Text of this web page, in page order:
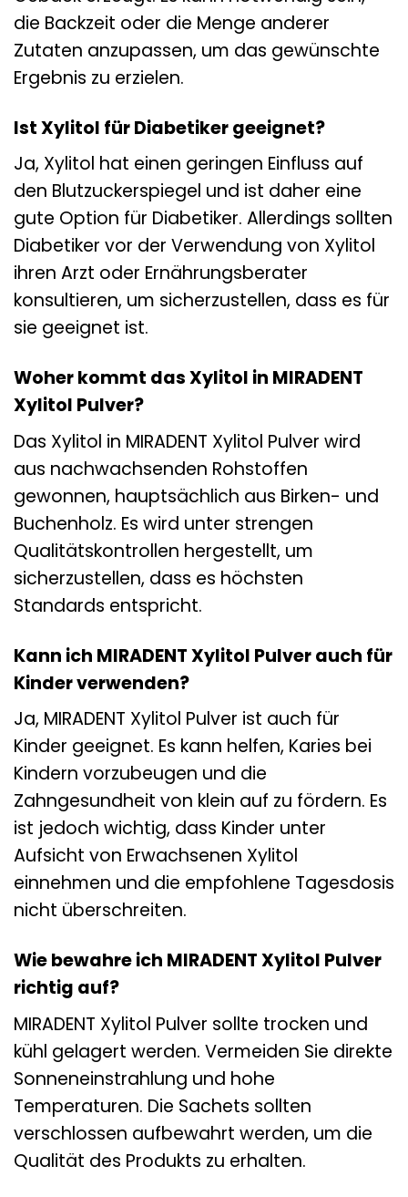
die Backzeit oder die Menge anderer
Zutaten anzupassen, um das gewünschte
Ergebnis zu erzielen.
Ist Xylitol für Diabetiker geeignet?
Ja, Xylitol hat einen geringen Einfluss auf
den Blutzuckerspiegel und ist daher eine
gute Option für Diabetiker. Allerdings sollten
Diabetiker vor der Verwendung von Xylitol
ihren Arzt oder Ernährungsberater
konsultieren, um sicherzustellen, dass es für
sie geeignet ist.
Woher kommt das Xylitol in MIRADENT
Xylitol Pulver?
Das Xylitol in MIRADENT Xylitol Pulver wird
aus nachwachsenden Rohstoffen
gewonnen, hauptsächlich aus Birken- und
Buchenholz. Es wird unter strengen
Qualitätskontrollen hergestellt, um
sicherzustellen, dass es höchsten
Standards entspricht.
Kann ich MIRADENT Xylitol Pulver auch für
Kinder verwenden?
Ja, MIRADENT Xylitol Pulver ist auch für
Kinder geeignet. Es kann helfen, Karies bei
Kindern vorzubeugen und die
Zahngesundheit von klein auf zu fördern. Es
ist jedoch wichtig, dass Kinder unter
Aufsicht von Erwachsenen Xylitol
einnehmen und die empfohlene Tagesdosis
nicht überschreiten.
Wie bewahre ich MIRADENT Xylitol Pulver
richtig auf?
MIRADENT Xylitol Pulver sollte trocken und
kühl gelagert werden. Vermeiden Sie direkte
Sonneneinstrahlung und hohe
Temperaturen. Die Sachets sollten
verschlossen aufbewahrt werden, um die
Qualität des Produkts zu erhalten.